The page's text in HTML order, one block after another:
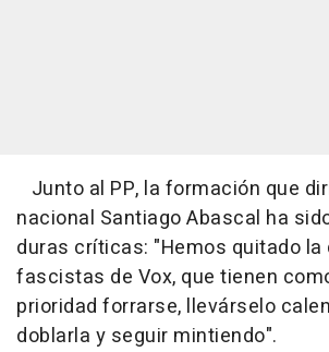
Junto al PP, la formación que
nacional Santiago Abascal ha
duras críticas: "Hemos quitado la
fascistas de Vox, que tienen
prioridad forrarse, llevárselo
doblarla y seguir mintiendo".